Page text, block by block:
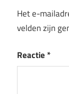
Het e-
velden zijn
Reactie *